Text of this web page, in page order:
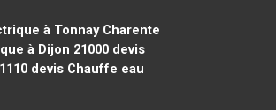
à Tonnay Charente
à Dijon 21000 devis
devis Chauffe eau